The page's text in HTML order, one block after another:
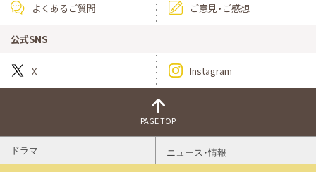
よくあるご質問 ご意見・ご感想
公式SNS
X Instagram
PAGE TOP
ドラマ ニュース・情報